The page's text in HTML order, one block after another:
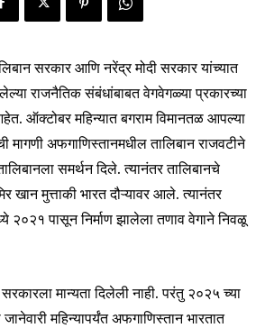
सरकार आणि नरेंद्र मोदी सरकार यांच्यात
राजनैतिक संबंधांबाबत वेगवेगळ्या प्रकारच्या
ऑक्टोबर महिन्यात बगराम विमानतळ आपल्या
मागणी अफगाणिस्तानमधील तालिबान राजवटीने
समर्थन दिले. त्यानंतर तालिबानचे
खान मुत्ताकी भारत दौऱ्यावर आले. त्यानंतर
२०२१ पासून निर्माण झालेला तणाव वेगाने निवळू
सरकारला मान्यता दिलेली नाही. परंतु २०२५ च्या
महिन्यापर्यंत अफगाणिस्तान भारतात